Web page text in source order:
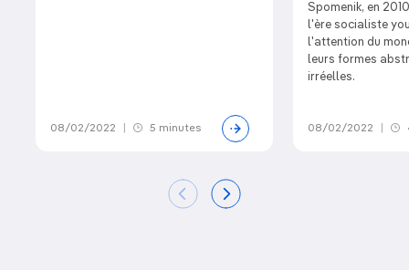
08/02/2022 5 minutes
Spomenik, en
l'ère socialiste
l'attention du
leurs formes
irréelles.
08/02/2022